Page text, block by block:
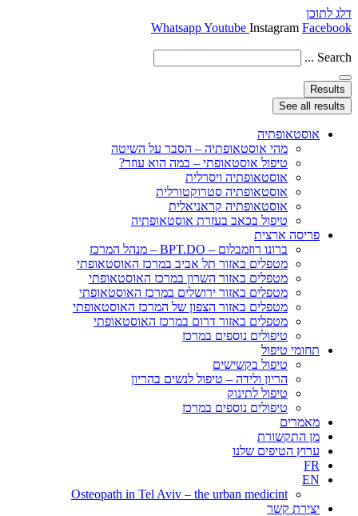
דלג לתוכן
WhatsappYoutube Instagram Facebook
Search ...
Results
See all results
אוסטאופתיה
מהי אוסטאופתיה – הסבר על השיטה
טיפול אוסטאופתי – במה הוא עוזר?
אוסטאופתיה ויסרלית
אוסטאופתיה סטרוקטורלית
אוסטאופתיה קראניאלית
טיפול בכאב בעזרת אוסטאופתיה
פריסה ארצית
ברונו רוזמבלום – BPT.DO – מנהל המרכז
מטפלים באזור תל אביב במרכז האוסטאופתי
מטפלים באזור השרון במרכז האוסטאופתי
מטפלים באזור ירושלים במרכז האוסטאופתי
מטפלים באזור הצפון של המרכז האוסטאופתי
מטפלים באזור דרום במרכז האוסטאופתי
טיפולים נוספים במרכז
תחומי טיפול
טיפול בקשישים
הריון ולידה – טיפול לנשים בהריון
טיפול לתינוק
טיפולים נוספים במרכז
מאמרים
מן התקשורת
ערוץ הטיפים שלנו
FR
EN
Osteopath in Tel Aviv – the urban medicint
יצירת קשר